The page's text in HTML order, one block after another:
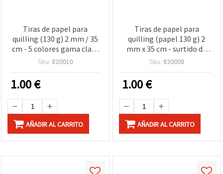
Tiras de papel para
quilling (130 g) 2 mm / 35
cm - 5 colores gama clara
- 100 uds.
Sku: 820010
1.00€
AÑADIR AL CARRITO
Tiras de papel para
quilling (papel 130 g) 2
mm x 35 cm - surtido de
tonos naranjas, 5 colores,
Sku: 820008
1.00€
AÑADIR AL CARRITO